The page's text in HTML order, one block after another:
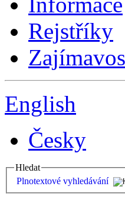
Rejstříky
English
Česky
Hledat
Plnotextové vyhledávání